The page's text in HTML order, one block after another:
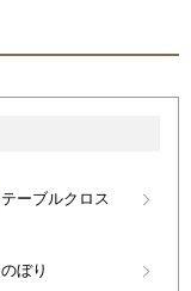
テーブルクロス
のぼり